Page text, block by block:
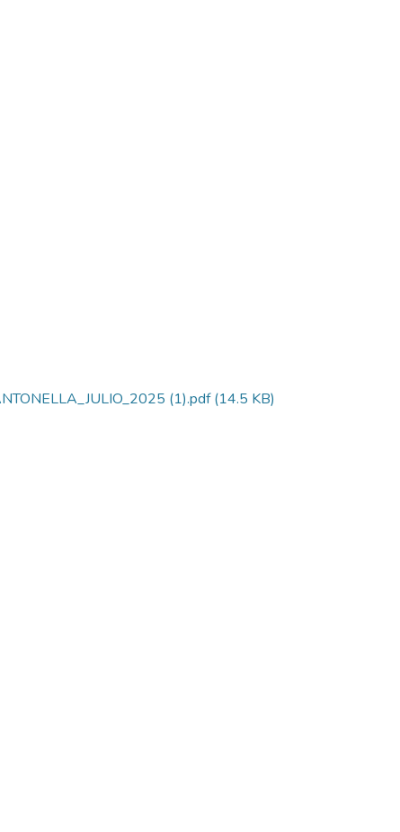
(1).pdf(14.5 KB)